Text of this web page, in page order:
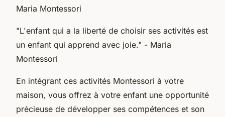
Maria Montessori
"L'enfant qui a la liberté de choisir ses activités est
un enfant qui apprend avec joie." - Maria
Montessori
En intégrant ces activités Montessori à votre
maison, vous offrez à votre enfant une opportunité
précieuse de développer ses compétences et son